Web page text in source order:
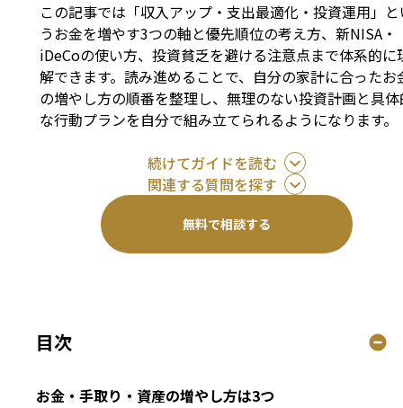
この記事では「収入アップ・支出最適化・投資運用」
うお金を増やす3つの軸と優先順位の考え方、新NISA・
iDeCoの使い方、投資貧乏を避ける注意点まで体系的に
解できます。読み進めることで、自分の家計に合ったお
の増やし方の順番を整理し、無理のない投資計画と具
な行動プランを自分で組み立てられるようになります。
続けてガイドを読む
関連する質問を探す
無料で相談する
目次
お金・手取り・資産の増やし方は3つ